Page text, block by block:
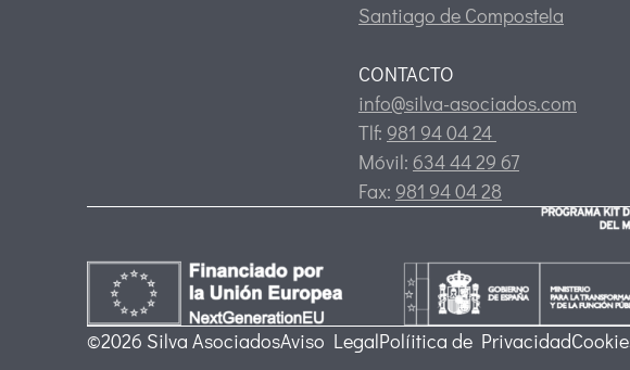
Santiago de Compostela
CONTACTO
info@silva-asociados.com
Tlf: 981 94 04 24
Móvil: 634 44 29 67
Fax: 981 94 04 28
©2026 Silva AsociadosAviso LegalPolíitica de Privacidad